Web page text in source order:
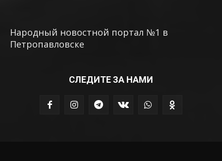
Народный новостной портал №1 в
Петропавловске
СЛЕДИТЕ ЗА НАМИ